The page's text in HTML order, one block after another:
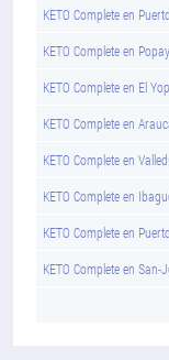
KETO Complete en
KETO Complete en
KETO Complete en El
KETO Complete en
KETO Complete en
KETO Complete en
KETO Complete en
KETO Complete en San-